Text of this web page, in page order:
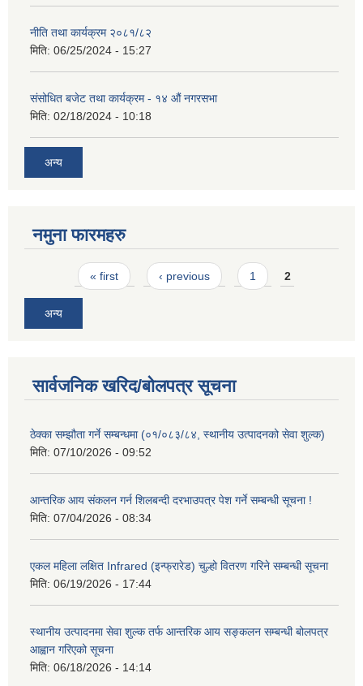
नीति तथा कार्यक्रम २०८१/८२
मिति: 06/25/2024 - 15:27
संसोधित बजेट तथा कार्यक्रम - १४ औं नगरसभा
मिति: 02/18/2024 - 10:18
अन्य
नमुना फारमहरु
Pages« first ‹ previous 1 2
अन्य
सार्वजनिक खरिद/बोलपत्र सूचना
ठेक्का सम्झौता गर्ने सम्बन्धमा (०१/०८३/८४, स्थानीय उत्पादनको सेवा शुल्क)
मिति: 07/10/2026 - 09:52
आन्तरिक आय संकलन गर्न शिलबन्दी दरभाउपत्र पेश गर्ने सम्बन्धी सूचना !
मिति: 07/04/2026 - 08:34
एकल महिला लक्षित Infrared (इन्फ्रारेड) चुल्हो वितरण गरिने सम्बन्धी सूचना
मिति: 06/19/2026 - 17:44
स्थानीय उत्पादनमा सेवा शुल्क तर्फ आन्तरिक आय सङ्कलन सम्बन्धी बोलपत्र
आह्वान गरिएको सूचना
मिति: 06/18/2026 - 14:14